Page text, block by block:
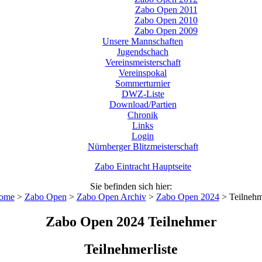
Zabo Open 2011
Zabo Open 2010
Zabo Open 2009
Unsere Mannschaften
Jugendschach
Vereinsmeisterschaft
Vereinspokal
Sommerturnier
DWZ-Liste
Download/Partien
Chronik
Links
Login
Nürnberger Blitzmeisterschaft
Zabo Eintracht Hauptseite
Sie befinden sich hier:
> Zabo Open > Zabo Open Archiv> Zabo Open 2024>
Zabo Open 2024 Teilnehmer
Teilnehmerliste